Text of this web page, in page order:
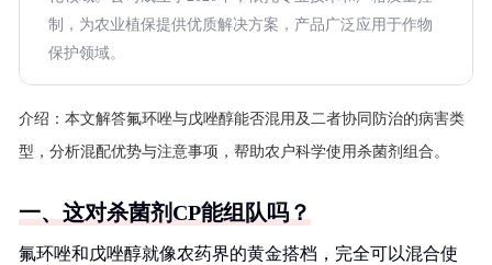
制，为农业植保提供优质解决方案，产品广泛应用于作物
保护领域。
介绍： 本文解答氟环唑与戊唑醇能否混用及二者协同防治的病害类
型，分析混配优势与注意事项，帮助农户科学使用杀菌剂组合。
一、这对杀菌剂CP能组队吗？
氟环唑和戊唑醇就像农药界的黄金搭档，完全可以混合使